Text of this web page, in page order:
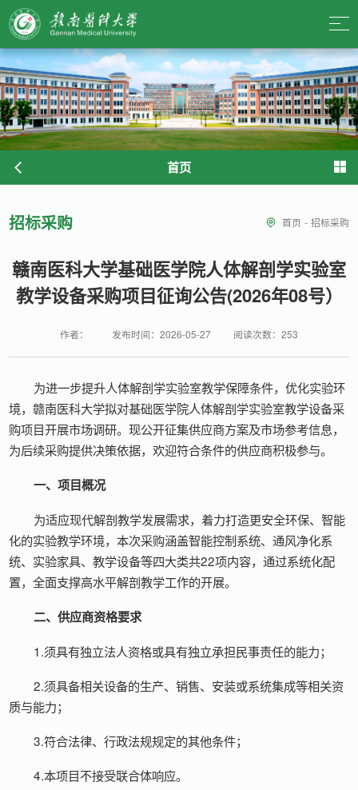
首页
招标采购 首页 - 招标采购
赣南医科大学基础医学院人体解剖学实验室
教学设备采购项目征询公告(2026年08号）
作者： 发布时间：2026-05-27 阅读次数： 253
为进一步提升人体解剖学实验室教学保障条件，优化实验环
境，赣南医科大学拟对基础医学院人体解剖学实验室教学设备采
购项目开展市场调研。现公开征集供应商方案及市场参考信息，
为后续采购提供决策依据，欢迎符合条件的供应商积极参与。
一、项目概况
为适应现代解剖教学发展需求，着力打造更安全环保、智能
化的实验教学环境，本次采购涵盖智能控制系统、通风净化系
统、实验家具、教学设备等四大类共22项内容，通过系统化配
置，全面支撑高水平解剖教学工作的开展。
二、供应商资格要求
1.须具有独立法人资格或具有独立承担民事责任的能力；
2.须具备相关设备的生产、销售、安装或系统集成等相关资
质与能力；
3.符合法律、行政法规规定的其他条件；
4.本项目不接受联合体响应。